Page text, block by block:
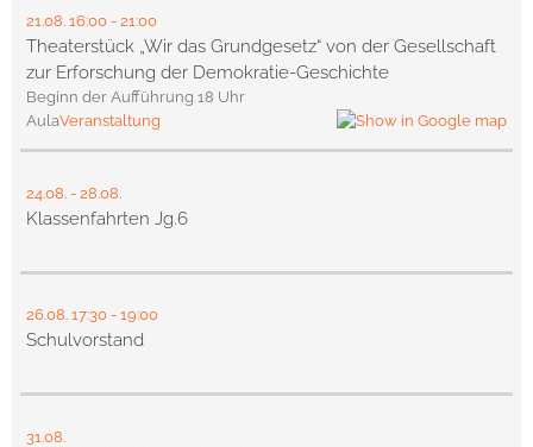
21.08. 16:00 - 21:00
Theaterstück „Wir das Grundgesetz“ von der Gesellschaft
zur Erforschung der Demokratie-Geschichte
Beginn der Aufführung 18 Uhr
AulaVeranstaltung
24.08. - 28.08.
Klassenfahrten Jg.6
26.08. 17:30 - 19:00
Schulvorstand
31.08.